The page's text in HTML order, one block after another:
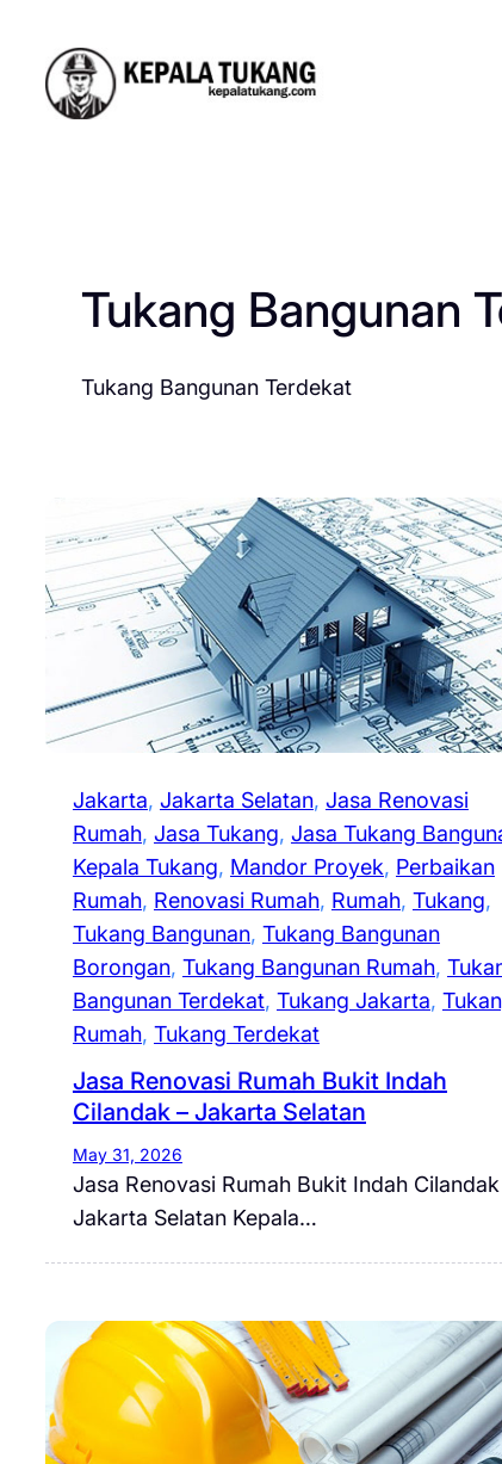
content
Tukang Bangunan
Tukang Bangunan Terdekat
Jakarta, Jakarta Selatan, Jasa Renovasi
Rumah, Jasa Tukang, Jasa Tukang
Kepala Tukang, Mandor Proyek, Perbaikan
Rumah, Renovasi Rumah, Rumah, Tukang
Tukang Bangunan, Tukang Bangunan
Borongan, Tukang Bangunan Rumah,
Bangunan Terdekat, Tukang Jakarta,
Rumah, Tukang Terdekat
Jasa Renovasi Rumah Bukit Indah
Cilandak – Jakarta Selatan
May 31, 2026
Jasa Renovasi Rumah Bukit Indah
Jakarta Selatan Kepala…